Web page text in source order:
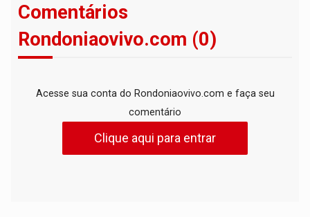
Comentários
Rondoniaovivo.com (0)
Acesse sua conta do Rondoniaovivo.com e faça seu
comentário
Clique aqui para entrar